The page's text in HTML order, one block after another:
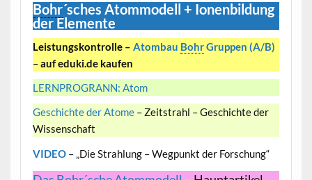
Bohr´sches Atommodell + Ionenbildung
der Elemente
Leistungskontrolle – Atombau BohrGruppen (A/B)
–auf eduki.de kaufen
LERNPROGRANN: Atom
Geschichte der Atome– Zeitstrahl – Geschichte der
Wissenschaft
VIDEO– „Die Strahlung – Wegpunkt der Forschung“